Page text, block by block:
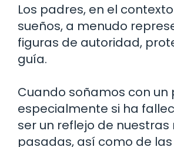
Los padres, en el
sueños, a menudo
figuras de autoridad,
guía.
Cuando soñamos con un
especialmente si ha
ser un reflejo de nuestras
pasadas, así como de